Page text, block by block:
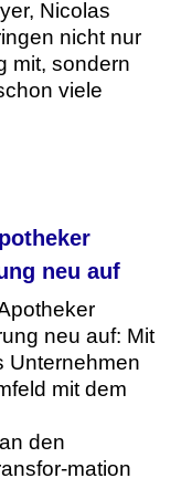
Nicolas
nicht nur
mit, sondern
viele
neu auf
neu auf: Mit
Unternehmen
mit dem
den
mation